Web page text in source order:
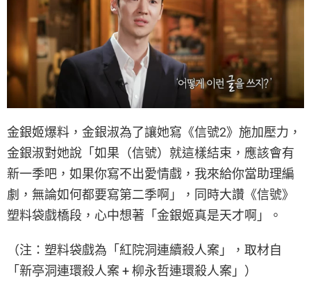
金銀姬爆料，金銀淑為了讓她寫《信號2》施加壓力，
金銀淑對她說「如果（信號）就這樣結束，應該會有
新一季吧，如果你寫不出愛情戲，我來給你當助理編
劇，無論如何都要寫第二季啊」，同時大讚《信號》
塑料袋戲橋段，心中想著「金銀姬真是天才啊」。
（注：塑料袋戲為「紅院洞連續殺人案」，取材自
「新亭洞連環殺人案 + 柳永哲連環殺人案」）